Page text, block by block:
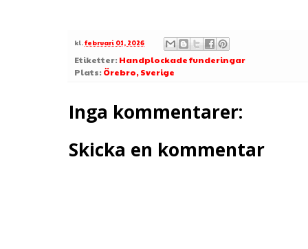
kl.februari 01, 2026
Etiketter: Handplockade funderingar
Plats: Örebro, Sverige
Inga kommentarer:
Skicka en kommentar